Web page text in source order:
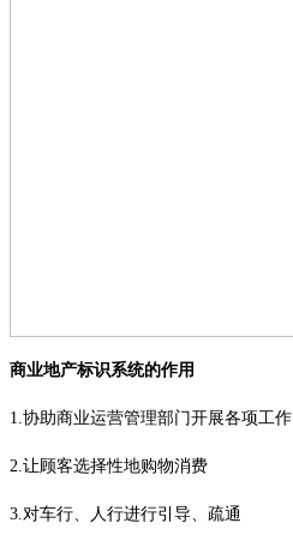
商业地产标识系统的作用
1. 协助商业运营管理部门开展各项工作
2. 让顾客选择性地购物消费
3. 对车行、人行进行引导、疏通